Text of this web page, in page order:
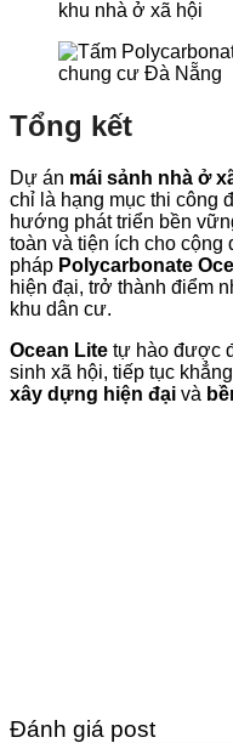
khu nhà ở xã hội
Tổng kết
Dự án mái sảnh nhà ở
chỉ là hạng mục thi công
hướng phát triển bền
toàn và tiện ích cho cộng
pháp Polycarbonate
hiện đại, trở thành điểm
khu dân cư.
Ocean Lite tự hào được
sinh xã hội, tiếp tục
xây dựng hiện đại và
Đánh giá post